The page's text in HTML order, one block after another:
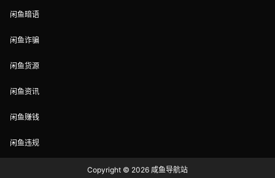
闲鱼暗语
闲鱼诈骗
闲鱼货源
闲鱼资讯
闲鱼赚钱
闲鱼违规
Copyright © 2026 咸鱼导航站